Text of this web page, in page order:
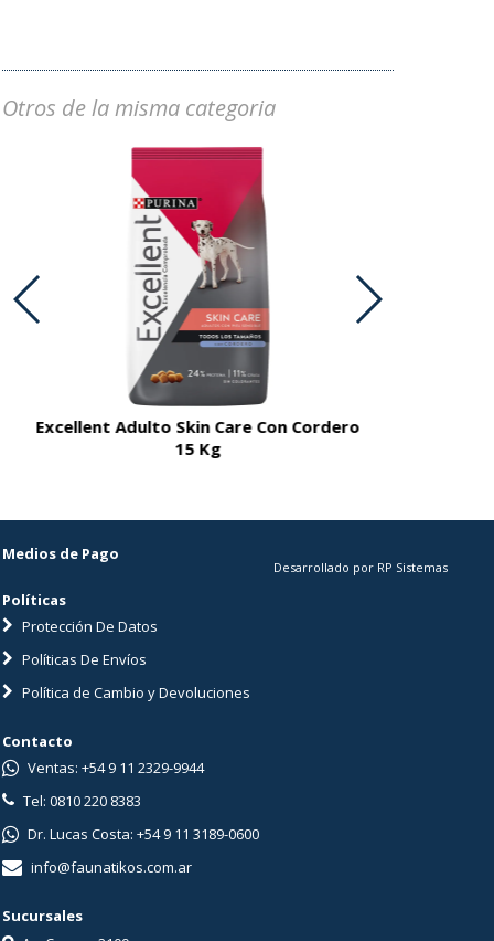
Otros de la misma categoria
Excellent Adulto Skin Care Con Cordero
15 Kg
Medios de Pago
Políticas
Protección De Datos
Políticas De Envíos
Política de Cambio y Devoluciones
Desarrollado por RP Sistemas
Contacto
Ventas: +54 9 11 2329-9944
Tel: 0810 220 8383
Dr. Lucas Costa: +54 9 11 3189-0600
info@faunatikos.com.ar
Sucursales